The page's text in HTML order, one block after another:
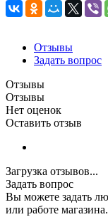
Отзывы
Задать вопрос
Отзывы
Отзывы
Нет оценок
Оставить отзыв
Загрузка отзывов...
Задать вопрос
Вы можете задать
или работе магазина.